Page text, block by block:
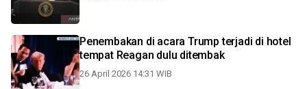
Penembakan di acara Trump terjadi di hotel
tempat Reagan dulu ditembak
26 April 2026 14:31 WIB